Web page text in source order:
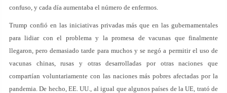
confuso, y cada día aumentaba el número de enfermos.
Trump confió en las iniciativas privadas más que en las gubernamentales
para lidiar con el problema y la promesa de vacunas que finalmente
llegaron, pero demasiado tarde para muchos y se negó a permitir el uso de
vacunas chinas, rusas y otras desarrolladas por otras naciones que
compartían voluntariamente con las naciones más pobres afectadas por la
pandemia. De hecho, EE. UU., al igual que algunos países de la UE, trató de